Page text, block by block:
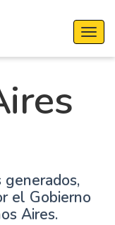
el Gobierno
Aires.